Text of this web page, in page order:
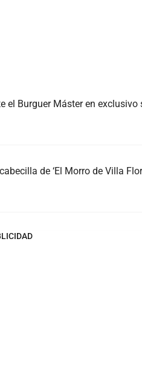
el Burguer Máster en exclusivo
de ‘El Morro de Villa